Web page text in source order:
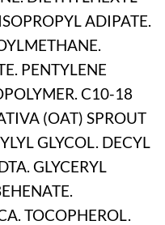
ADIPATE.
PENTYLENE
C10-18
(OAT) SPROUT
GLYCOL. DECYL
GLYCERYL
TOCOPHEROL.